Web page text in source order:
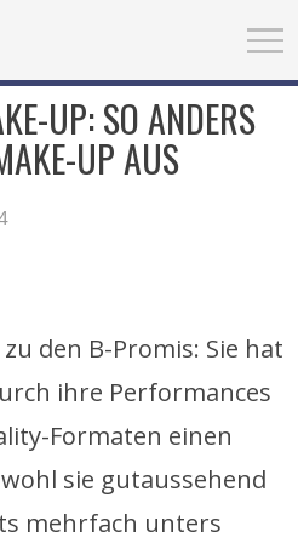
UP: SO ANDERS
UP AUS
den B-Promis: Sie hat
ihre Performances
Formaten einen
sie gutaussehend
mehrfach unters